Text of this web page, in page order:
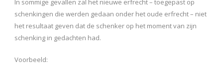
In sommige gevallen zal het nieuwe erfrecht – toegepast op
schenkingen die werden gedaan onder het oude erfrecht – niet
het resultaat geven dat de schenker op het moment van zijn
schenking in gedachten had.
Voorbeeld: